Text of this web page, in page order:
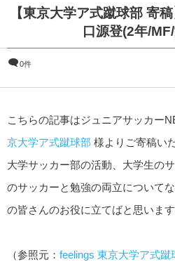
【東京大学ア式蹴球部 寄
口源登(2年/
0件
こちらの記事はジュニアサッカー
京大学ア式蹴球部 様よりご寄稿い
大学サッカー部の活動、大学生の
のサッカーと勉強の両立について
の皆さんのお役に立てばと思います
（参照元： feelings 東京大学ア式蹴